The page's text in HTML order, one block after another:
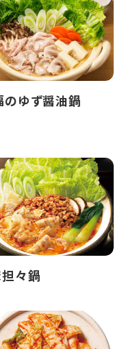
のゆず醤油鍋
担々鍋